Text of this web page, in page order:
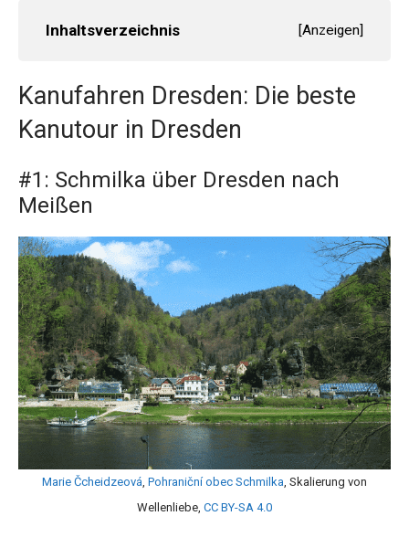
Inhaltsverzeichnis [Anzeigen]
Kanufahren Dresden: Die beste
Kanutour in Dresden
#1: Schmilka über Dresden nach
Meißen
Marie Čcheidzeová, Pohraniční obec Schmilka, Skalierung von
Wellenliebe, CC BY-SA 4.0